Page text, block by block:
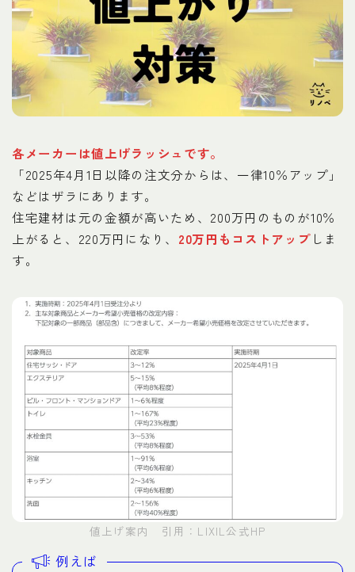
各メーカーは値上げラッシュです。
「2025年4月1日以降の注文分からは、一律10％アップ」
などはザラにあります。
住宅建材は元の金額が高いため、200万円のものが10％
上がると、220万円になり、 20万円もコストアップ しま
す。
値上げ案内 引用：LIXIL公式HP
例えば